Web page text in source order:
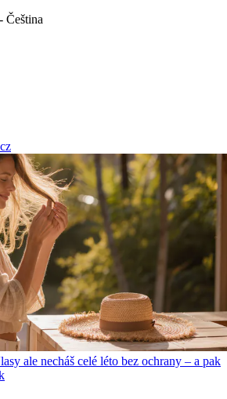
Čeština
ale necháš celé léto bez ochrany – a pak